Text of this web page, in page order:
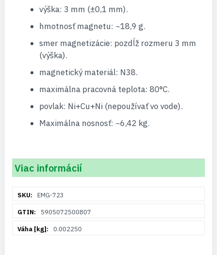
výška: 3 mm (±0,1 mm).
hmotnosť magnetu: ~18,9 g.
smer magnetizácie: pozdĺž rozmeru 3 mm
(výška).
magnetický materiál: N38.
maximálna pracovná teplota: 80°C.
povlak: Ni+Cu+Ni (nepoužívať vo vode).
Maximálna nosnosť: ~6,42 kg.
Viac informácií
informáciíEMG-723
5905072500807
0.002250